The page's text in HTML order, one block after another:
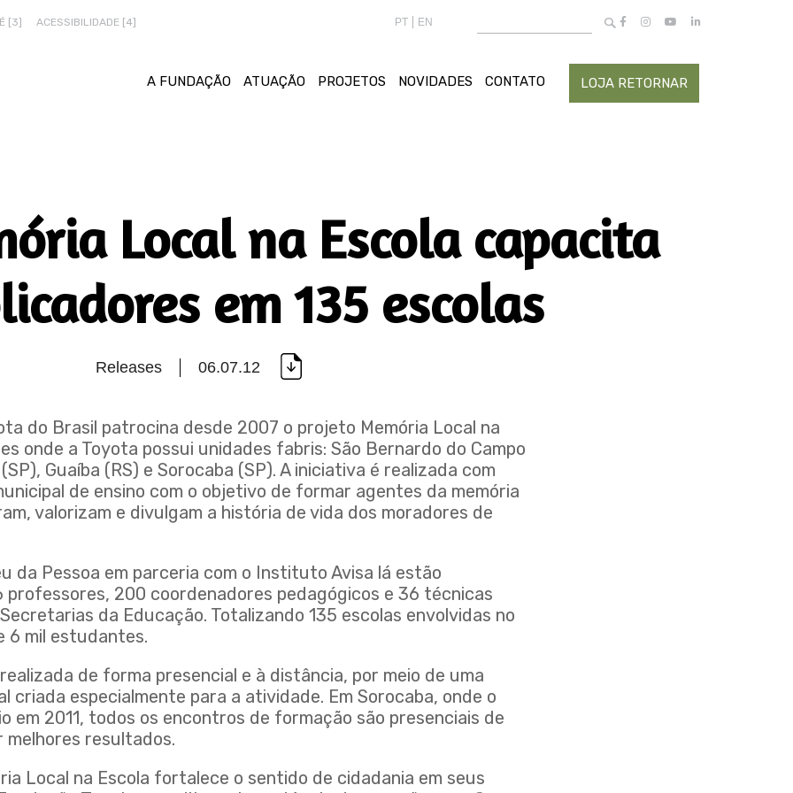
[3] ACESSIBILIDADE [4] PT EN
A FUNDAÇÃO ATUAÇÃO PROJETOS NOVIDADES CONTATO LOJA RETORNAR
Local na Escola capacita
em 135 escolas
Releases 06.07.12
do Brasil patrocina desde 2007 o projeto Memória Local na
onde a Toyota possui unidades fabris: São Bernardo do Campo
Guaíba (RS) e Sorocaba (SP). A iniciativa é realizada com
de ensino com o objetivo de formar agentes da memória
valorizam e divulgam a história de vida dos moradores de
da Pessoa em parceria com o Instituto Avisa lá estão
200 coordenadores pedagógicos e 36 técnicas
da Educação. Totalizando 135 escolas envolvidas no
6 mil estudantes.
de forma presencial e à distância, por meio de uma
criada especialmente para a atividade. Em Sorocaba, onde o
em 2011, todos os encontros de formação são presenciais de
resultados.
Local na Escola fortalece o sentido de cidadania em seus